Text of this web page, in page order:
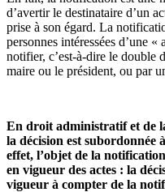
d’avertir le destinataire d’un
prise à son égard. La
personnes intéressées d’une
notifier, c’est-à-dire le double
maire ou le président, ou par
En droit administratif et de
la décision est subordonnée
effet, l’objet de la
en vigueur des actes : la
vigueur à compter de la